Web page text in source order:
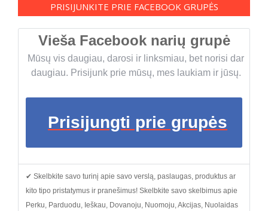
PRISIJUNKITE PRIE FACEBOOK GRUPĖS
Vieša Facebook narių grupė
Mūsų vis daugiau, darosi ir linksmiau, bet norisi dar
daugiau. Prisijunk prie mūsų, mes laukiam ir jūsų.
Prisijungti prie grupės
✔ Skelbkite savo turinį apie savo verslą, paslaugas, produktus ar
kito tipo pristatymus ir pranešimus! Skelbkite savo skelbimus apie
Perku, Parduodu, Ieškau, Dovanoju, Nuomoju, Akcijas, Nuolaidas